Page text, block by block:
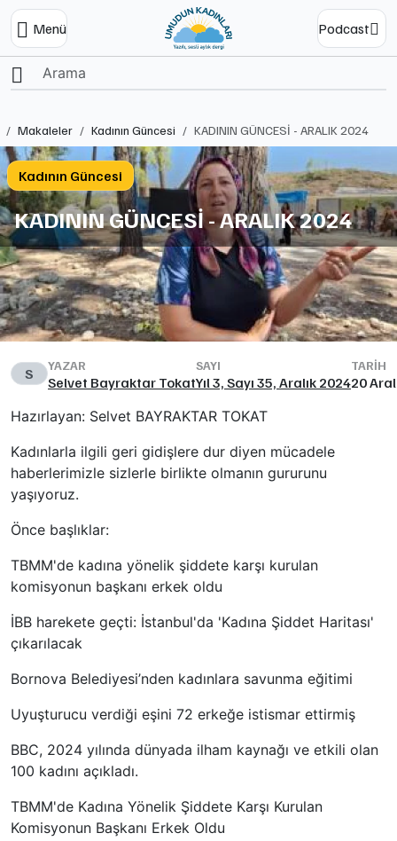
Menü Podcast
Ana Sayfa
Makaleler Kadının Güncesi KADININ GÜNCESİ - ARALIK 2024
Kadının Güncesi
KADININ GÜNCESİ - ARALIK 2024
S YAZAR
Selvet Bayraktar Tokat
SAYI
Yıl 3, Sayı 35, Aralık 2024
TARIH
20
Hazırlayan: Selvet BAYRAKTAR TOKAT
Kadınlarla ilgili geri gidişlere dur diyen mücadele
haberlerimizle sizlerle birlikte olmanın gururunu
yaşıyoruz.
Önce başlıklar:
TBMM'de kadına yönelik şiddete karşı kurulan
komisyonun başkanı erkek oldu
İBB harekete geçti: İstanbul'da 'Kadına Şiddet Haritası'
çıkarılacak
Bornova Belediyesi’nden kadınlara savunma eğitimi
Uyuşturucu verdiği eşini 72 erkeğe istismar ettirmiş
BBC, 2024 yılında dünyada ilham kaynağı ve etkili olan
100 kadını açıkladı.
TBMM'de Kadına Yönelik Şiddete Karşı Kurulan
Komisyonun Başkanı Erkek Oldu